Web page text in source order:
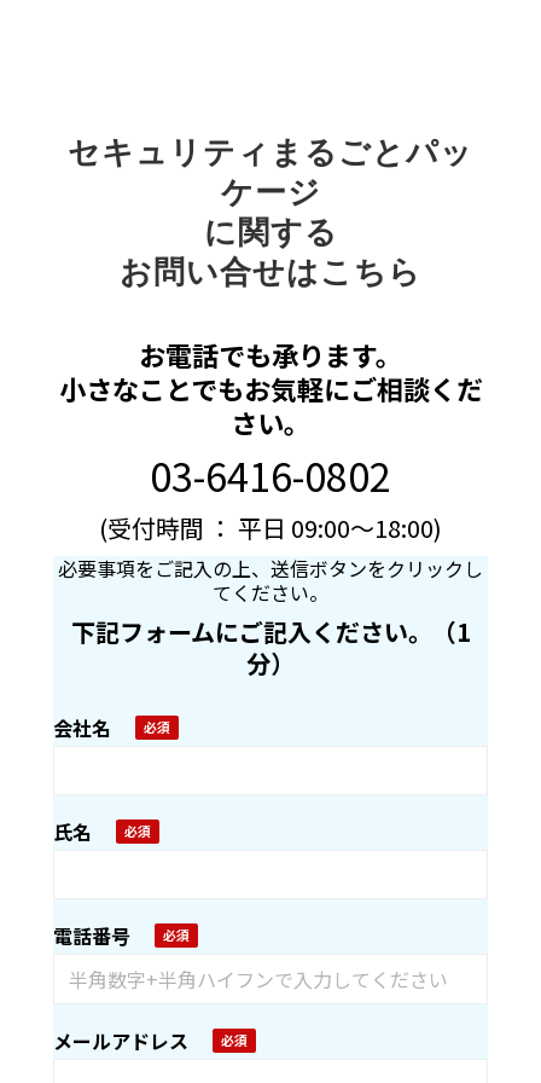
セキュリティまるごとパッ
ケージ
に関する
お問い合せはこちら
お電話でも承ります。
小さなことでもお気軽にご相談くだ
さい。
03-6416-0802
(受付時間 ： 平日 09:00～18:00)
必要事項をご記入の上、送信ボタンをクリックし
てください。
下記フォームにご記入ください。（1
分）
会社名
氏名
電話番号
メールアドレス